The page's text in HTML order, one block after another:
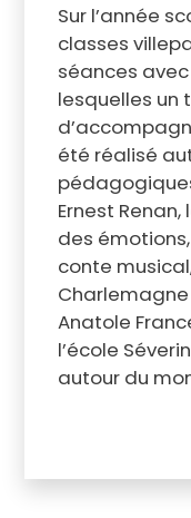
Sur l’année
classes
séances
lesquelles un
été réalisé
Ernest
des
conte
Charlemagne
Anatole
l’école
autour du